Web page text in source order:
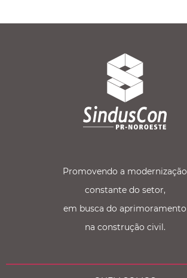
Promovendo a modernização
constante do setor,
em busca do aprimoramento
na construção civil.